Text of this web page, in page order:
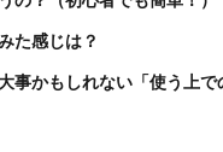
た感じは？
事かもしれない「使う上